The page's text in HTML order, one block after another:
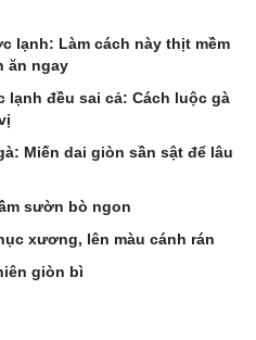
lạnh: Làm cách này thịt mềm
ăn ngay
đều sai cả: Cách luộc gà
Miến dai giòn sần sật để lâu
sườn bò ngon
xương, lên màu cánh rán
giòn bì